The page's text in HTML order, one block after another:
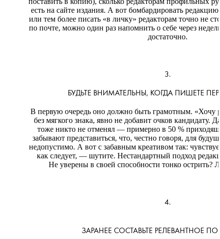
есть на сайте издания. А вот бомбардировать
или тем более писать «в личку» редакторам точно не
по почте, можно один раз напомнить о себе через
достаточно.
3.
БУДЬТЕ ВНИМАТЕЛЬНЫ, КОГДА ПИШЕТЕ
В первую очередь оно должно быть грамотным. «Хочу
без мягкого знака, явно не добавит очков кандидату.
тоже никто не отменял — примерно в 50 %
забывают представиться, что, честно говоря, для
недопустимо. А вот с забавным креативом так:
как следует, — шутите. Нестандартный подход
Не уверены в своей способности тонко острить?
4.
ЗАРАНЕЕ СОСТАВЬТЕ РЕЛЕВАНТНОЕ